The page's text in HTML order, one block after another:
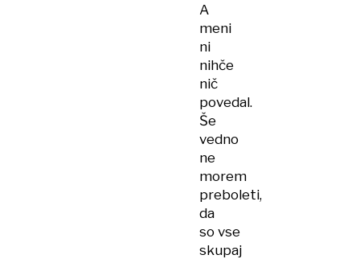
A
meni
ni
nihče
nič
povedal.
Še
vedno
ne
morem
preboleti,
da
so vse
skupaj